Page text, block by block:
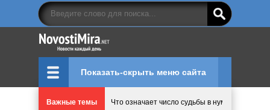
Показать-скрыть меню сайта
Важные темы Что означает число судьбы в нумерологии